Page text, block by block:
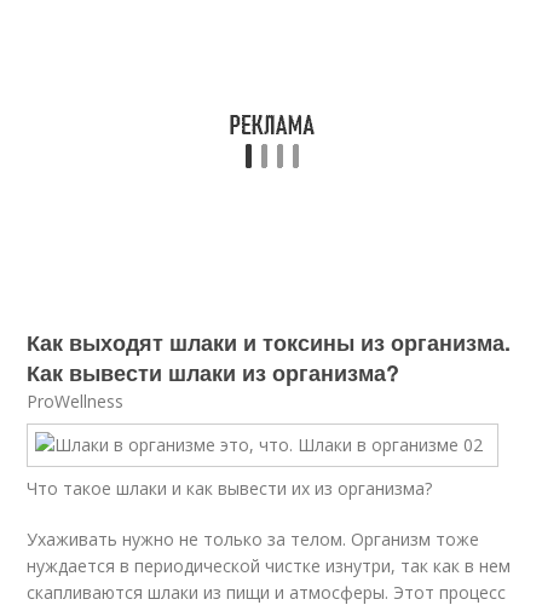
Как выходят шлаки и токсины из организма.
Как вывести шлаки из организма?
ProWellness
Что такое шлаки и как вывести их из организма?
Ухаживать нужно не только за телом. Организм тоже
нуждается в периодической чистке изнутри, так как в нем
скапливаются шлаки из пищи и атмосферы. Этот процесс